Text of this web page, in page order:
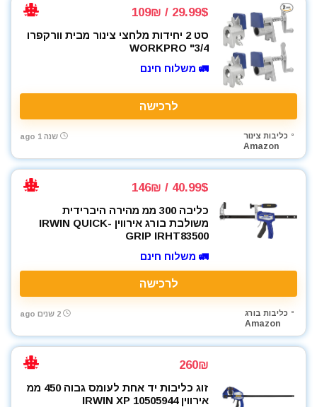
29.99$ / 109₪
סט 2 יחידות מלחצי צינור מבית וורקפרו
3/4" WORKPRO
🚛 משלוח חינם
לרכישה
כליבות צינור
Amazon
שנה 1 ago
40.99$ / 146₪
כליבה 300 ממ מהירה היברידית
משולבת בורג אירווין IRWIN QUICK-
GRIP IRHT83500
🚛 משלוח חינם
לרכישה
כליבות בורג
Amazon
2 שנים ago
260₪
זוג כליבות יד אחת לעומס גבוה 450 ממ
אירווין IRWIN XP 10505944